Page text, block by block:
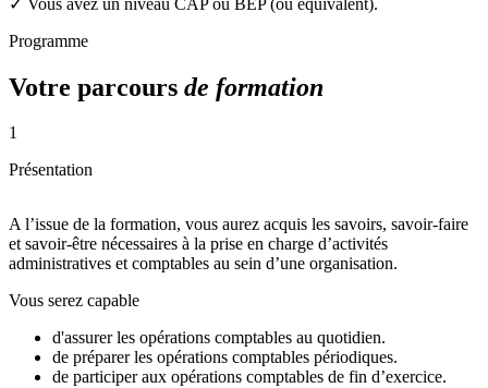
Programme
Votre parcours de formation
1
Présentation
A l’issue de la formation, vous aurez acquis les savoirs, savoir-faire
et savoir-être nécessaires à la prise en charge d’activités
administratives et comptables au sein d’une organisation.
Vous serez capable
d'assurer les opérations comptables au quotidien.
de préparer les opérations comptables périodiques.
de participer aux opérations comptables de fin d’exercice.